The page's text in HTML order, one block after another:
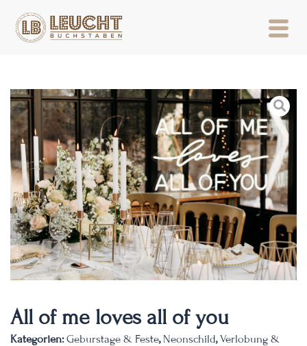
All of me loves all of you
Kategorien: Geburstage & Feste, Neonschild,Verlobung &